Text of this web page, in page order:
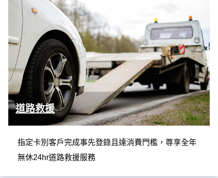
道路救援
指定卡別客戶完成事先登錄且達消費門檻，尊享全年
無休24hr道路救援服務